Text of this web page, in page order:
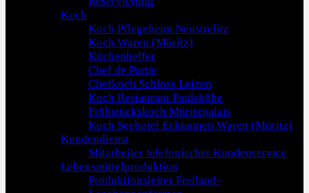
Koch
Koch Pflegeheim Neustrelitz
Koch Waren (Müritz)
Küchenhelfer
Chef de Partie
Chefkoch Schloss Leizen
Koch Restaurant Paulshöhe
Frühstückskoch Müritzpalais
Koch Seehotel Ecktannen Waren (Müritz)
Kundendienst
Mitarbeiter telefonischer Kundenservice
Lebensmittelproduktion
Produktionsleiter Freiland-